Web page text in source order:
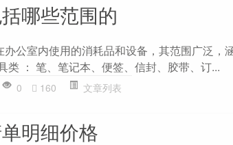
哪些范围的
办公室内使用的消耗品和设备，其范围广泛，
类 ： 笔、笔记本、便签、信封、胶带、订...
0 160 文章列表
明细价格